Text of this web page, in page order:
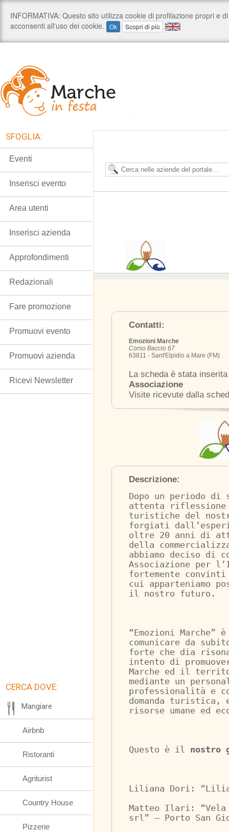
Contatti:
Emozioni Marche
Corso Baccio 67
63811 - Sant'Elpidio a Mare (FM)
La scheda è stata
Associazione
Visite ricevute dalla
Descrizione:
Dopo un periodo
attenta
turistiche del
forgiati
oltre 20 anni di
della
abbiamo deciso di
Associazione per
fortemente
cui apparteniamo
il nostro futuro.
“Emozioni
comunicare da
forte che dia
intento di
Marche ed il
mediante un
professionalità e
domanda
risorse umane ed
Questo è il nostro
Liliana Dori:
Matteo Ilari: “Vela
srl” – Porto San
SFOGLIA:
Eventi
Inserisci evento
Area utenti
Inserisci azienda
Approfondimenti
Redazionali
Fare promozione
Promuovi evento
Promuovi azienda
Ricevi Newsletter
CERCA DOVE:
Mangiare
Airbnb
Ristoranti
Agriturist
Country House
Pizzerie